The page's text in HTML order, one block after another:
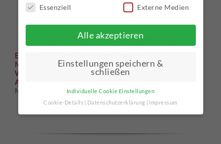
Sporttherapie / Ernährungsberatung
E-Mail:
Mobil:
0176 53215514
Web:
www.ernährungcoach.de
Adresse:
Martinsried/Planegg
Essenziell
Externe Medien
Alle akzeptieren
Einstellungen speichern &
schließen
Individuelle Cookie Einstellungen
Cookie-Details
Datenschutzerklärung Impressum
Datenschutzeinstellungen